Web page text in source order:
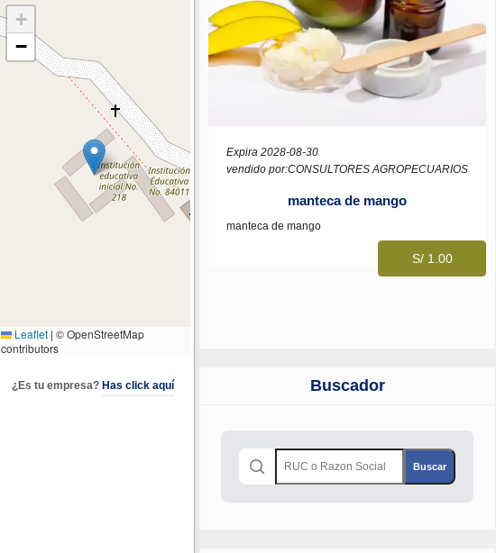
+
−
Leaflet | © OpenStreetMap
contributors
¿Es tu empresa? Has click aquí
Expira 2028-08-30
vendido por:CONSULTORES AGROPECUARIOS
manteca de mango
manteca de mango
S/ 1.00
Buscador